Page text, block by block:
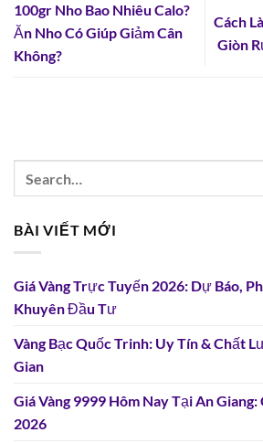
100gr Nho Bao Nhiêu Calo?
Ăn Nho Có Giúp Giảm Cân
Không?
Cách
Giòn
BÀI VIẾT MỚI
Giá Vàng Trực Tuyến 2026: Dự Báo,
Khuyên Đầu Tư
Vàng Bạc Quốc Trinh: Uy Tín & Chất
Gian
Giá Vàng 9999 Hôm Nay Tại An
2026